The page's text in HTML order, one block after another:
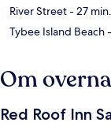
River Street- 27
Tybee Island Beach
Om
Red Roof Inn